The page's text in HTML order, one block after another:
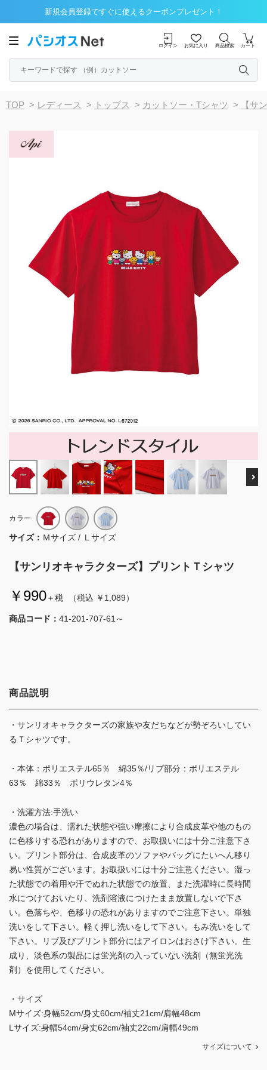
新規会員登録ですぐに使えるクーポンプレゼント！
ログイン お気に入り 商品検索 カート
TOP > レディース > トップス > カットソー・Tシャツ > 【サ
【サンリオキャラクターズ】プリントＴシャツ
￥990＋税 （税込 ￥1,089）
商品コード： 41-201-707-61～
カラー
サイズ： Ｍサイズ / Ｌサイズ
商品説明
・サンリオキャラクターズの家族や友だちなどが勢ぞろいしてい
るＴシャツです。
・本体：ポリエステル65％ 綿35％/リブ部分：ポリエステル
63％ 綿33％ ポリウレタン4％
・洗濯方法:手洗い
濃色の場合は、濡れた状態や強い摩擦により合成皮革や他のもの
に色移りする恐れがありますので、お取扱いには十分ご注意下さ
い。プリント部分は、合成皮革のソファやバッグにたいへん移り
易い性質がございます。お取扱いには十分ご注意ください。湿っ
た状態での着用や汗でぬれた状態での放置、また洗濯時に長時間
水につけておいたり、洗剤溶液につけたまま放置しないで下さ
い。色落ちや、色移りの恐れがありますのでご注意下さい。単独
洗いをして下さい。軽く押し洗いをして下さい。もみ洗いをして
下さい。リブ及びプリント部分にはアイロンはおさけ下さい。生
成り、淡色系の製品には蛍光剤の入っていない洗剤（無蛍光洗
剤）を使用してください。
・サイズ
Mサイズ:身幅52cm/身丈60cm/袖丈21cm/肩幅48cm
Lサイズ:身幅54cm/身丈62cm/袖丈22cm/肩幅49cm
サイズについて